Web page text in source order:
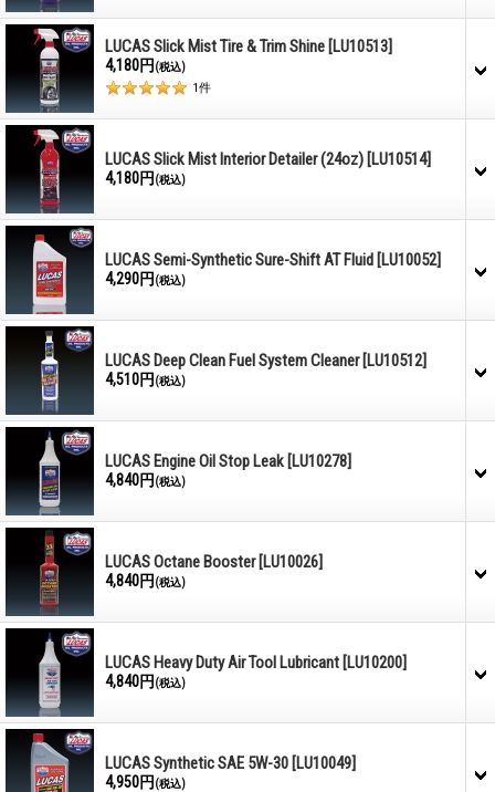
LUCAS Slick Mist Tire & Trim Shine [LU10513]
4,180円 (税込)
1件
LUCAS Slick Mist Interior Detailer (24oz) [LU10514]
4,180円 (税込)
LUCAS Semi-Synthetic Sure-Shift AT Fluid [LU10052]
4,290円 (税込)
LUCAS Deep Clean Fuel System Cleaner [LU10512]
4,510円 (税込)
LUCAS Engine Oil Stop Leak [LU10278]
4,840円 (税込)
LUCAS Octane Booster [LU10026]
4,840円 (税込)
LUCAS Heavy Duty Air Tool Lubricant [LU10200]
4,840円 (税込)
LUCAS Synthetic SAE 5W-30 [LU10049]
4,950円 (税込)